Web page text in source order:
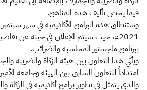
فيما يخص تأليف هذه المناهج.
وستنطلق هذه البرامج الأكاديمية في شهر
2021م، حيث سيتم الإعلان في حينه عن
ببرنامج ماجستير المحاسبة والضرائب.
ويأتي هذا التعاون بين هيئة الزكاة والضريبة
امتداداً للتعاون السابق بين الهيئة وجامعة
والذي يتمثل في تطوير برامج أكاديمية في الزكاة